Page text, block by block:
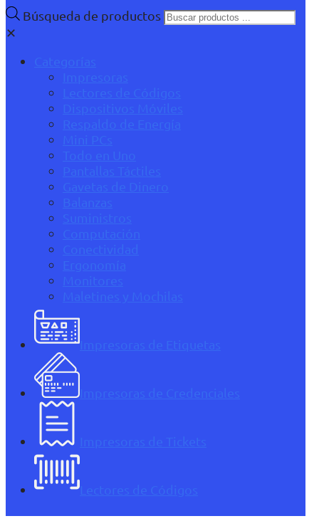
Búsqueda de productos
✕
Categorías
Impresoras
Lectores de Códigos
Dispositivos Móviles
Respaldo de Energía
Mini PCs
Todo en Uno
Pantallas Táctiles
Gavetas de Dinero
Balanzas
Suministros
Computación
Conectividad
Ergonomía
Monitores
Maletines y Mochilas
Impresoras de Etiquetas
Impresoras de Credenciales
Impresoras de Tickets
Lectores de Códigos